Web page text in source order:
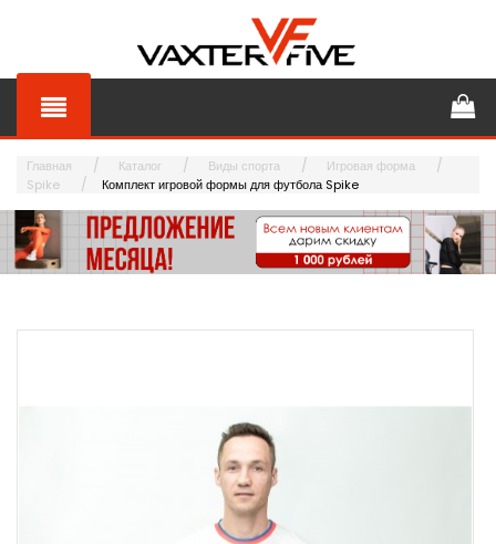
Главная Каталог Виды спорта
Игровая форма
Spike
Комплект игровой формы для футбола Spike